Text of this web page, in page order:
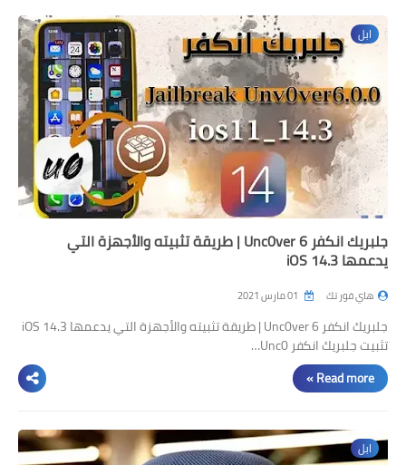
ابل
جلبريك انكفر 6 Unc0ver | طريقة تثبيته والأجهزة التي
يدعمها iOS 14.3
هاي فور تك
جلبريك انكفر 6 Unc0ver | طريقة تثبيته والأجهزة التي يدعمها iOS 14.3
تثبيت جلبريك انكفر Unc0…
Read more »
ابل